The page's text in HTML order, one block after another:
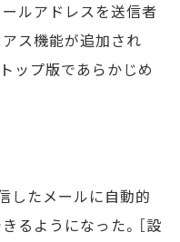
ルアドレスを送信者
ス機能が追加され
ップ版であらかじめ
したメールに自動的
るようになった。［設